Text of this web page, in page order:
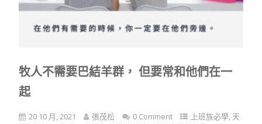
牧人不需要巴結羊群， 但要常和他們在一
起
20 10 月, 2021 張茂松 0 Comment 上班族必學, 天